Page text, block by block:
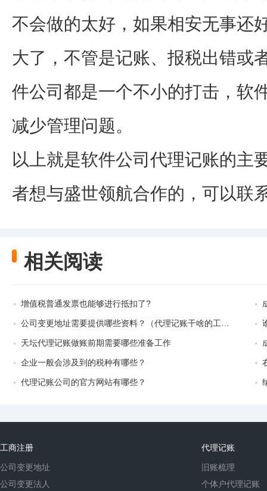
不会做的太好，如果相安无事还
大了，不管是记账、报税出错或
件公司都是一个不小的打击，软
减少管理问题。
以上就是软件公司代理记账的主
者想与盛世领航合作的，可以联
相关阅读
增值税普通发票也能够进行抵扣了?
公司变更地址需要提供哪些资料？（代理记账干啥的工作好）
天坛代理记账做账前期需要哪些准备工作
企业一般会涉及到的税种有哪些？
代理记账公司的官方网站有哪些？
工商注册
公司变更地址
公司变更法人
代理记账
旧账梳理
个体户代理记账